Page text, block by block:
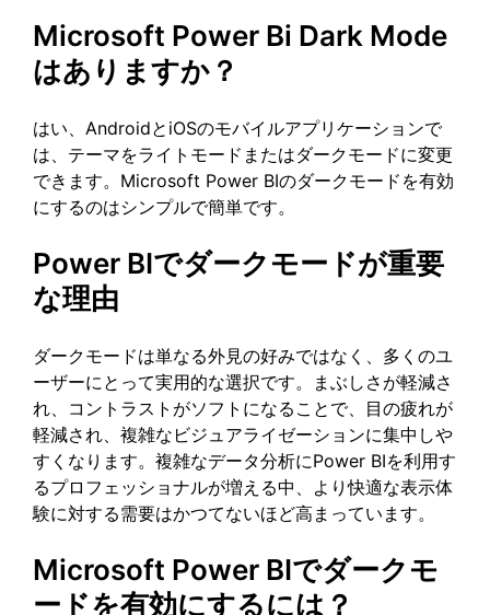
Microsoft Power Bi Dark Mode
はありますか？
はい、AndroidとiOSのモバイルアプリケーションで
は、テーマをライトモードまたはダークモードに変更
できます。Microsoft Power BIのダークモードを有効
にするのはシンプルで簡単です。
Power BIでダークモードが重要
な理由
ダークモードは単なる外見の好みではなく、多くのユ
ーザーにとって実用的な選択です。まぶしさが軽減さ
れ、コントラストがソフトになることで、目の疲れが
軽減され、複雑なビジュアライゼーションに集中しや
すくなります。複雑なデータ分析にPower BIを利用す
るプロフェッショナルが増える中、より快適な表示体
験に対する需要はかつてないほど高まっています。
Microsoft Power BIでダークモ
ードを有効にするには？